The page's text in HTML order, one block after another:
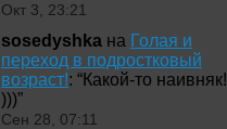
Окт 3, 23:21
sosedyshka на Голая и
переход в подростковый
возраст!: “Какой-то наивняк!
)))”
Сен 28, 07:11